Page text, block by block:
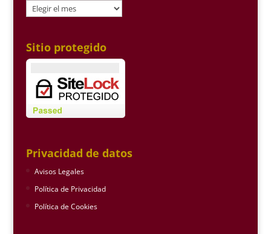
Archivo
Sitio protegido
Privacidad de datos
Avisos Legales
Política de Privacidad
Política de Cookies